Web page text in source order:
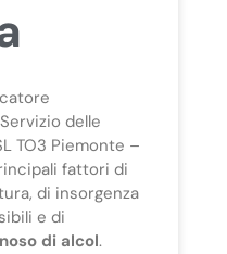
delle
TO3 Piemonte –
fattori di
di insorgenza
e di
di alcol.